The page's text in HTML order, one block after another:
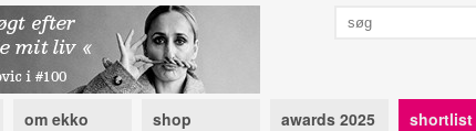
om ekko shop awards 2025 shortlist